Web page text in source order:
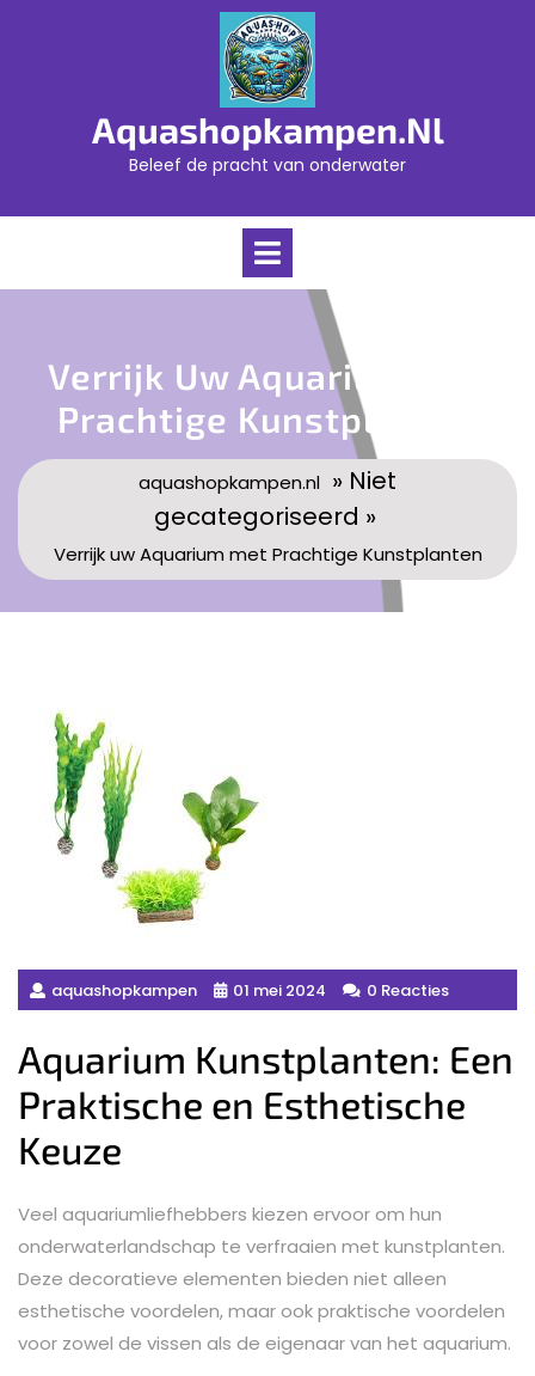
Aquashopkampen.nl
Beleef de pracht van onderwater
Open
Verrijk Uw Aquarium Met
Prachtige Kunstplanten
aquashopkampen.nl » Niet
gecategoriseerd »
Verrijk uw Aquarium met Prachtige Kunstplanten
aquashopkampen 01 mei 2024 0 Reacties
Aquarium Kunstplanten: Een
Praktische en Esthetische
Keuze
Veel aquariumliefhebbers kiezen ervoor om hun
onderwaterlandschap te verfraaien met kunstplanten.
Deze decoratieve elementen bieden niet alleen
esthetische voordelen, maar ook praktische voordelen
voor zowel de vissen als de eigenaar van het aquarium.